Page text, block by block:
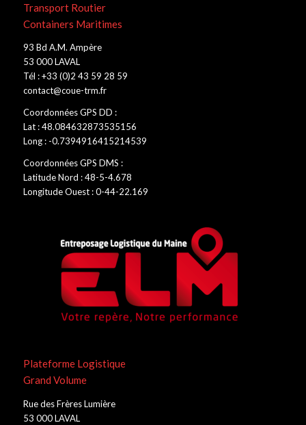
Transport Routier
Containers Maritimes
93 Bd A.M. Ampère
53 000 LAVAL
Tél : +33 (0)2 43 59 28 59
contact@coue-trm.fr
Coordonnées GPS DD :
Lat : 48.084632873535156
Long : -0.7394916415214539
Coordonnées GPS DMS :
Latitude Nord : 48-5-4.678
Longitude Ouest : 0-44-22.169
Plateforme Logistique
Grand Volume
Rue des Frères Lumière
53 000 LAVAL